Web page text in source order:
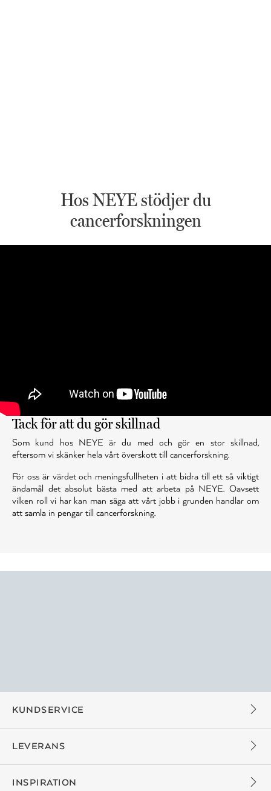
Hos NEYE stödjer du
cancerforskningen
Tack för att du gör skillnad
Som kund hos NEYE är du med och gör en stor skillnad,
eftersom vi skänker hela vårt överskott till cancerforskning.
För oss är värdet och meningsfullheten i att bidra till ett så viktigt
ändamål det absolut bästa med att arbeta på NEYE. Oavsett
vilken roll vi har kan man säga att vårt jobb i grunden handlar om
att samla in pengar till cancerforskning.
KUNDSERVICE
LEVERANS
INSPIRATION